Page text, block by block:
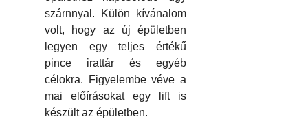
szárnnyal. Külön kívánalom
volt, hogy az új épületben
legyen egy teljes értékű
pince irattár és egyéb
célokra. Figyelembe véve a
mai előírásokat egy lift is
készült az épületben.